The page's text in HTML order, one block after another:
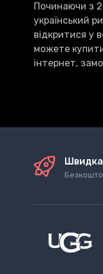
Починаючи з
український
відкритися у
можете
інтернет,